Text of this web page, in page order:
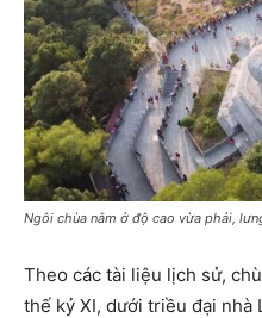
Ngôi chùa nằm ở độ cao vừa phải,
Theo các tài liệu lịch sử,
thế kỷ XI, dưới triều đại nhà